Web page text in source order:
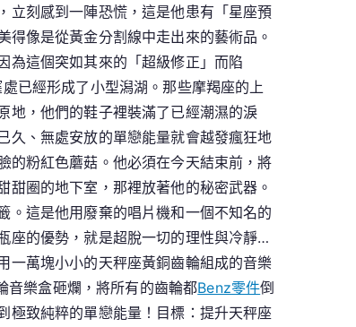
立刻感到一陣恐慌，這是他患有「星座預
得像是從黃金分割線中走出來的藝術品。
為這個突如其來的「超級修正」而陷
已經形成了小型潟湖。那些摩羯座的上
地，他們的鞋子裡裝滿了已經潮濕的淚
久、無處安放的單戀能量就會越發瘋狂地
的粉紅色蘑菇。他必須在今天結束前，將
圈的地下室，那裡放著他的秘密武器。
。這是他用廢棄的唱片機和一個不知名的
座的優勢，就是超脫一切的理性與冷靜…
一萬塊小小的天秤座黃銅齒輪組成的音樂
音樂盒砸爛，將所有的齒輪都Benz零件倒
極致純粹的單戀能量！目標：提升天秤座